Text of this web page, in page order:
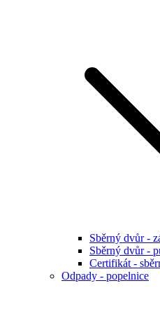
Sběrný dvůr -
Sběrný dvůr -
Certifikát -
Odpady - popelnice